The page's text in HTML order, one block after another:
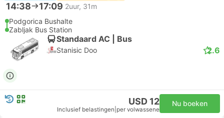
14:38 17:09 2uur, 31m
Podgorica Bushalte
Zabljak Bus Station
Standaard AC | Bus
Stanisic Doo 2.6
USD 12
Inclusief belastingen per volwassene
Nu boeken